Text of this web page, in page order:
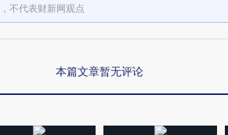
不代表财新网观点
本篇文章暂无评论